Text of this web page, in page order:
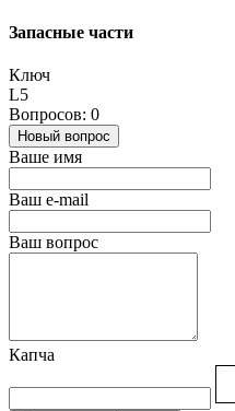
Запасные части
Ключ
L5
Вопросов: 0
Новый вопрос
Ваше имя
Ваш e-mail
Ваш вопрос
Капча